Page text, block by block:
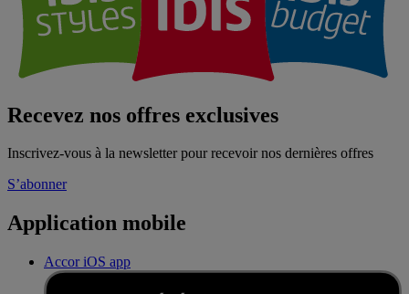
Recevez nos offres exclusives
Inscrivez-vous à la newsletter pour recevoir nos dernières offres
S’abonner
Application mobile
Accor iOS app